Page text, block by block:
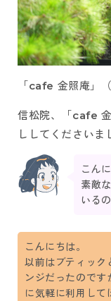
「cafe 金照庵」
信松院、「cafe
ししてくださいま
こん
素敵
いる
こんにちは。
以前はブティック
ンジだったのです
に気軽に利用して